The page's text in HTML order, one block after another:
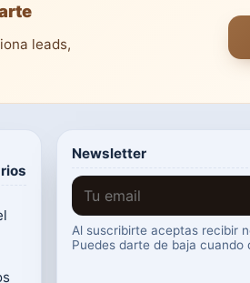
leads,
Newsletter
Al suscribirte aceptas recibir
Puedes darte de baja cuando